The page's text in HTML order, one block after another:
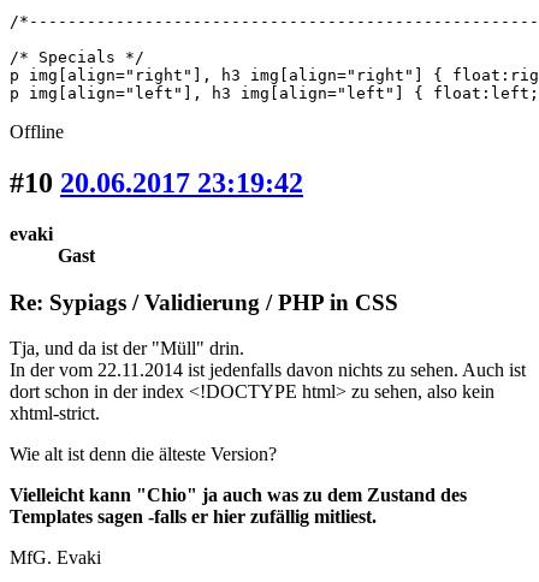
/
/* Specials */
p img[align="right"], h3 img[align="right"] {
p img[align="left"], h3 img[align="left"] { float:left;
Offline
#10 20.06.2017 23:19:42
evaki
Gast
Re: Sypiags / Validierung / PHP in CSS
Tja, und da ist der "Müll" drin.
In der vom 22.11.2014 ist jedenfalls davon nichts zu sehen. Auch ist
dort schon in der index <!DOCTYPE html> zu sehen, also kein
xhtml-strict.
Wie alt ist denn die älteste Version?
Vielleicht kann "Chio" ja auch was zu dem Zustand des
Templates sagen -falls er hier zufällig mitliest.
MfG. Evaki